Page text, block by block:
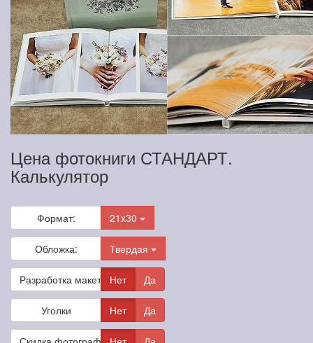
Цена фотокниги СТАНДАРТ.
Калькулятор
Формат: 21x30
Обложка: Твердая
Разработка макета Нет Да
Уголки Нет Да